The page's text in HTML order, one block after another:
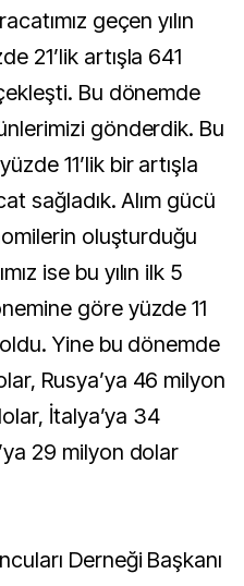
geçen yılın
21’lik artışla 641
Bu dönemde
gönderdik. Bu
11’lik bir artışla
sağladık. Alım gücü
oluşturduğu
ise bu yılın ilk 5
göre yüzde 11
Yine bu dönemde
Rusya’ya 46 milyon
İtalya’ya 34
29 milyon dolar
Derneği Başkanı